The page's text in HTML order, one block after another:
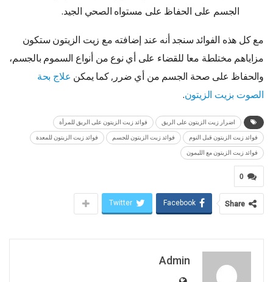
الجسم على الحفاظ على مستواه الصحي الجيد.
مع كل هذه الفوائد سنجد أنه عند إضافته مع زيت الزيتون ستكون
مزاياهم مختلطة معا للقضاء على أي نوع من أنواع السموم بالجسم،
والحفاظ على صحة الجسم من أي ضرر, كما يمكن علاج بحة
الصوت بزيت الزيتون.
اضرار زيت الزيتون على الريق فوائد زيت الزيتون على الريق للمرأة
فوائد زيت الزيتون قبل النوم فوائد زيت الزيتون للجسم فوائد زيت الزيتون للمعدة
فوائد زيت الزيتون مع الليمون
0
Share
Facebook
Twitter
Admin